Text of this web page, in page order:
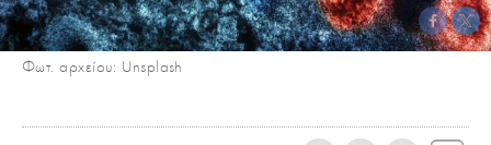
Φωτ. αρχείου: Unsplash